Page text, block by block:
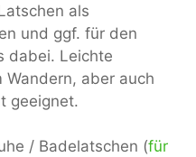
als
und ggf. für den
dabei. Leichte
Wandern, aber auch
geeignet.
/ Badelatschen (für